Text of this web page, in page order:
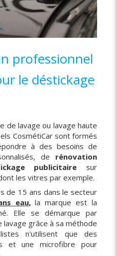
professionnel
le déstickage
de lavage ou lavage haute
CosmétiCar sont formés
à des besoins de
de rénovation
publicitaire sur
les vitres par exemple.
de 15 ans dans le secteur
eau,la marque est la
Elle se démarque par
grâce à sa méthode
n'utilisent que des
et une microfibre pour